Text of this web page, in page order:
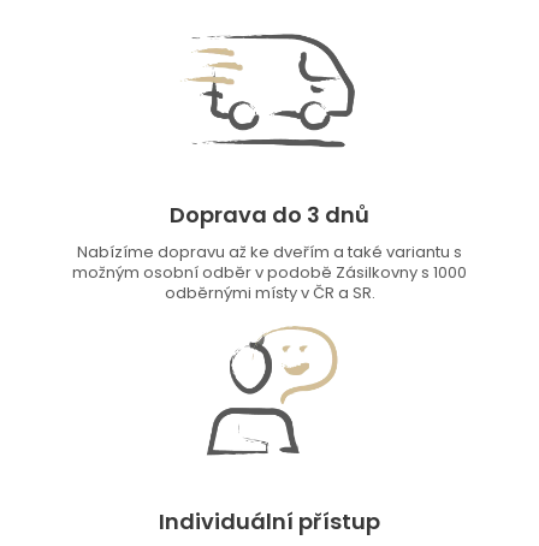
Doprava do 3 dnů
Nabízíme dopravu až ke dveřím a také variantu s
možným osobní odběr v podobě Zásilkovny s 1000
odběrnými místy v ČR a SR.
Individuální přístup